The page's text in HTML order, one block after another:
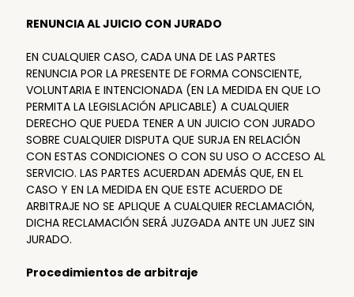
RENUNCIA AL JUICIO CON JURADO
EN CUALQUIER CASO, CADA UNA DE LAS PARTES
RENUNCIA POR LA PRESENTE DE FORMA CONSCIENTE,
VOLUNTARIA E INTENCIONADA (EN LA MEDIDA EN QUE LO
PERMITA LA LEGISLACIÓN APLICABLE) A CUALQUIER
DERECHO QUE PUEDA TENER A UN JUICIO CON JURADO
SOBRE CUALQUIER DISPUTA QUE SURJA EN RELACIÓN
CON ESTAS CONDICIONES O CON SU USO O ACCESO AL
SERVICIO. LAS PARTES ACUERDAN ADEMÁS QUE, EN EL
CASO Y EN LA MEDIDA EN QUE ESTE ACUERDO DE
ARBITRAJE NO SE APLIQUE A CUALQUIER RECLAMACIÓN,
DICHA RECLAMACIÓN SERÁ JUZGADA ANTE UN JUEZ SIN
JURADO.
Procedimientos de arbitraje